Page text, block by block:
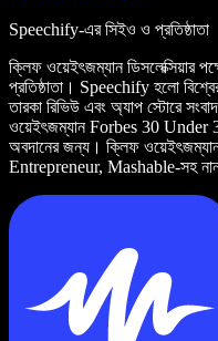
Speechify-এর সিইও ও প্রতিষ্ঠাতা
ক্লিফ ওয়েইৎজম্যান ডিসলেক্সিয়ার
প্রতিষ্ঠাতা। Speechify হলো
তারকা রিভিউ এবং অ্যাপ স্টোরে
ওয়েইৎজম্যান Forbes 30 Under
অবদানের জন্য। ক্লিফ
Entrepreneur, Mashable-সহ নানা